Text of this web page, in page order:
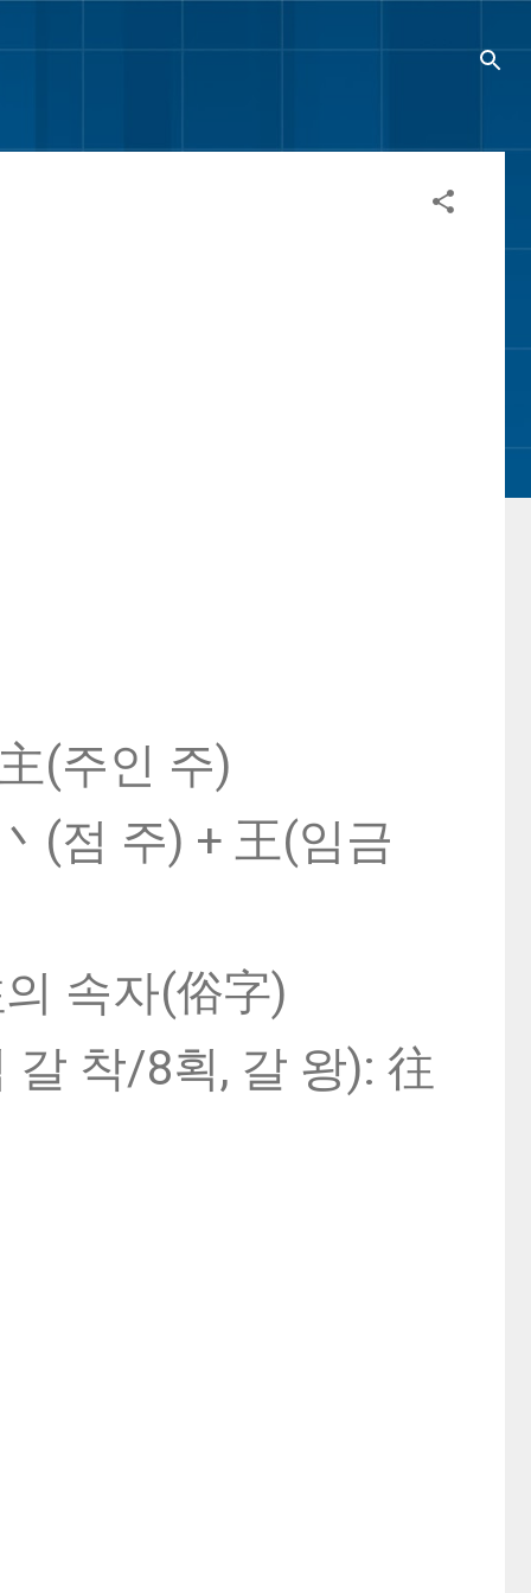
(주인 주)
(점 주) + 王(임금
속자(俗字)
갈 착/8획, 갈 왕): 往